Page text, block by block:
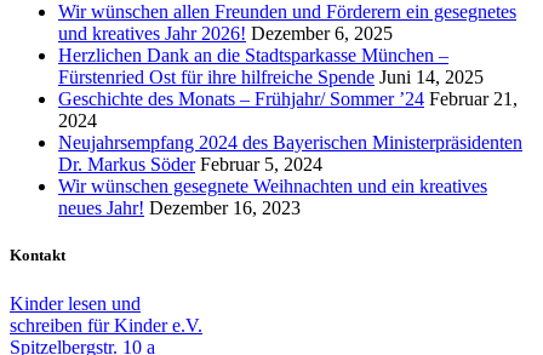
Wir wünschen allen Freunden und Förderern ein gesegnetes
und kreatives Jahr 2026! Dezember 6, 2025
Herzlichen Dank an die Stadtsparkasse München –
Fürstenried Ost für ihre hilfreiche Spende Juni 14, 2025
Geschichte des Monats – Frühjahr/ Sommer ’24 Februar 21,
2024
Neujahrsempfang 2024 des Bayerischen Ministerpräsidenten
Dr. Markus Söder Februar 5, 2024
Wir wünschen gesegnete Weihnachten und ein kreatives
neues Jahr! Dezember 16, 2023
Kontakt
Kinder lesen und
schreiben für Kinder e.V.
Spitzelbergstr. 10 a